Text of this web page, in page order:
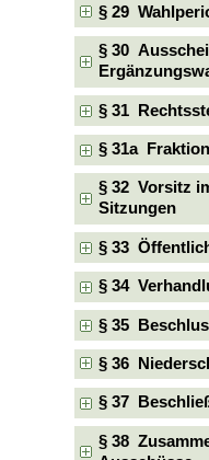
§ 29
§ 30
§ 31
§ 31a
§ 32 Vorsitz
Sitzungen
§ 33
§ 34
§ 35
§ 36
§ 37
§ 38